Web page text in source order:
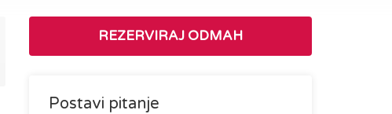
REZERVIRAJ ODMAH
Postavi pitanje